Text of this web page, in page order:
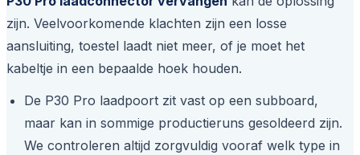
zijn. Veelvoorkomende klachten zijn een losse
aansluiting, toestel laadt niet meer, of je moet het
kabeltje in een bepaalde hoek houden.
De P30 Pro laadpoort zit vast op een subboard,
maar kan in sommige productieruns gesoldeerd zijn.
We controleren altijd zorgvuldig vooraf welk type in